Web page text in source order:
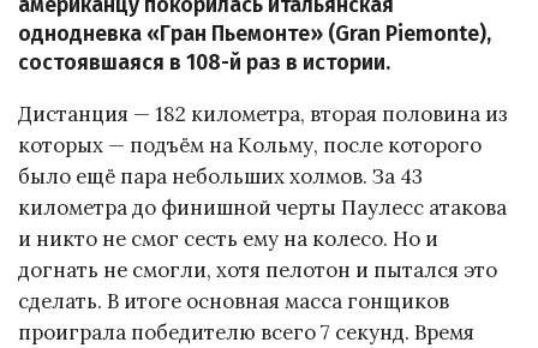
американцу покорилась итальянская
однодневка «Гран Пьемонте» (Gran Piemonte),
состоявшаяся в 108-й раз в истории.
Дистанция — 182 километра, вторая половина из
которых — подъём на Кольму, после которого
было ещё пара небольших холмов. За 43
километра до финишной черты Паулесс атакова
и никто не смог сесть ему на колесо. Но и
догнать не смогли, хотя пелотон и пытался это
сделать. В итоге основная масса гонщиков
проиграла победителю всего 7 секунд. Время